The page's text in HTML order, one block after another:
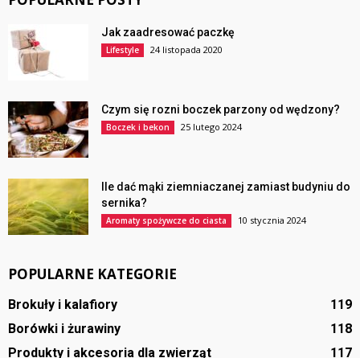
Jak zaadresować paczkę
Lifestyle 24 listopada 2020
Czym się rozni boczek parzony od wędzony?
Boczek i bekon 25 lutego 2024
Ile dać mąki ziemniaczanej zamiast budyniu do
sernika?
Aromaty spożywcze do ciasta 10 stycznia 2024
POPULARNE KATEGORIE
Brokuły i kalafiory
119
Borówki i żurawiny
118
Produkty i akcesoria dla zwierząt
117